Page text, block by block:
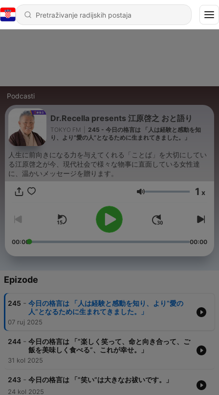
Podcasti
Dr.Recella presents 江原啓之 おと語り
TOKYO FM
245 - 今日の格言は 「人は経験と感動を知
り、より”愛の人”となるために生まれてきました。」
人生に前向きになる力を与えてくれる「ことば」を大切にしてい
る江原啓之が今、現代社会で様々な物事に直面している女性達
に、温かいメッセージを贈ります。
Glasnoća 1 x
00:00 00:00
Epizode
245 - 今日の格言は 「人は経験と感動を知り、より”愛の
人”となるために生まれてきました。」
07 ruj 2025
244 - 今日の格言は 「”楽しく笑って、命と向き合って、ご
飯を美味しく食べる”、これが幸せ。」
31 kol 2025
243 - 今日の格言は 「”笑い”は大きなお祓いです。」
24 kol 2025